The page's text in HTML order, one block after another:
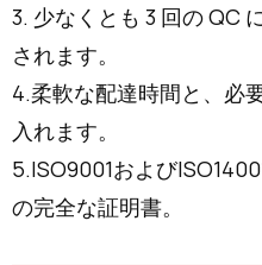
3. 少なくとも 3 回の QC
されます。
4.柔軟な配達時間と、必
入れます。
5.ISO9001および
の完全な証明書。